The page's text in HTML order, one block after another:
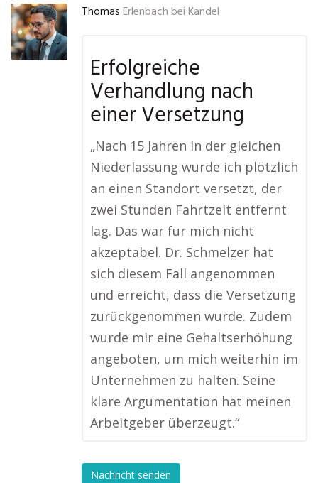
Thomas Erlenbach bei Kandel
Erfolgreiche
Verhandlung nach
einer Versetzung
„Nach 15 Jahren in der gleichen
Niederlassung wurde ich plötzlich
an einen Standort versetzt, der
zwei Stunden Fahrtzeit entfernt
lag. Das war für mich nicht
akzeptabel. Dr. Schmelzer hat
sich diesem Fall angenommen
und erreicht, dass die Versetzung
zurückgenommen wurde. Zudem
wurde mir eine Gehaltserhöhung
angeboten, um mich weiterhin im
Unternehmen zu halten. Seine
klare Argumentation hat meinen
Arbeitgeber überzeugt.“
Nachricht senden